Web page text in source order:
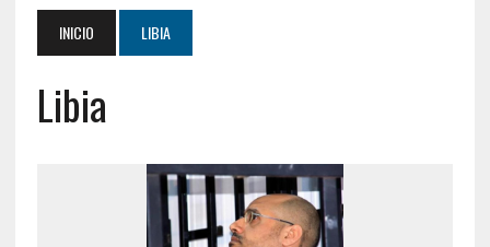
INICIO LIBIA
Libia